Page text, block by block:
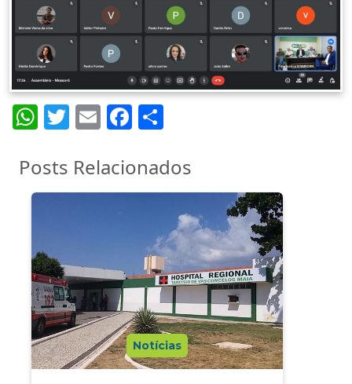
WhatsApp
Twitter
EmailFacebook
Posts Relacionados
Notícias